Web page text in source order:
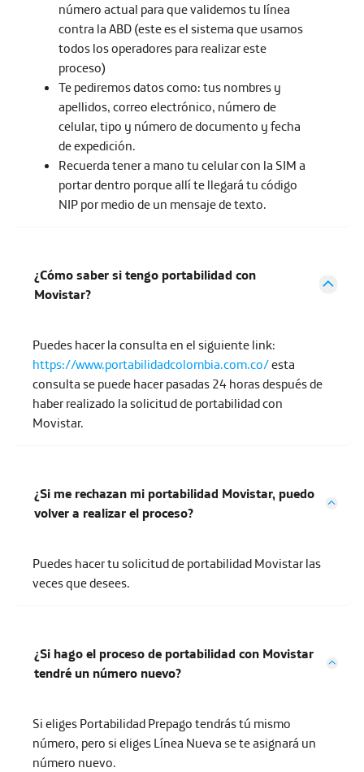
número actual para que validemos tu línea
contra la ABD (este es el sistema que usamos
todos los operadores para realizar este
proceso)
Te pediremos datos como: tus nombres y
apellidos, correo electrónico, número de
celular, tipo y número de documento y fecha
de expedición.
Recuerda tener a mano tu celular con la SIM a
portar dentro porque allí te llegará tu código
NIP por medio de un mensaje de texto.
¿Cómo saber si tengo portabilidad con
Movistar?
Puedes hacer la consulta en el siguiente link:
https://www.portabilidadcolombia.com.co/esta
consulta se puede hacer pasadas 24 horas después de
haber realizado la solicitud de portabilidad con
Movistar.
¿Si me rechazan mi portabilidad Movistar, puedo
volver a realizar el proceso?
Puedes hacer tu solicitud de portabilidad Movistar las
veces que desees.
¿Si hago el proceso de portabilidad con Movistar
tendré un número nuevo?
Si eliges Portabilidad Prepago tendrás tú mismo
número, pero si eliges Línea Nueva se te asignará un
número nuevo.